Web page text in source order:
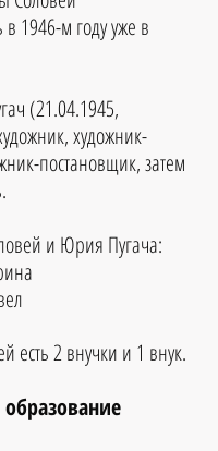
1946-м году уже в
(21.04.1945,
художник-
постановщик, затем
и Юрия Пугача:
есть 2 внучки и 1 внук.